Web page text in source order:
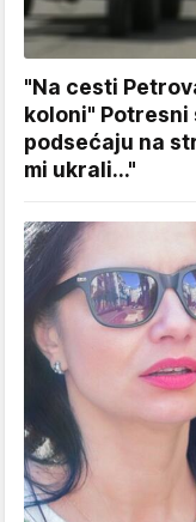
"Na cesti
koloni" Potresni
podsećaju na
mi ukrali..."